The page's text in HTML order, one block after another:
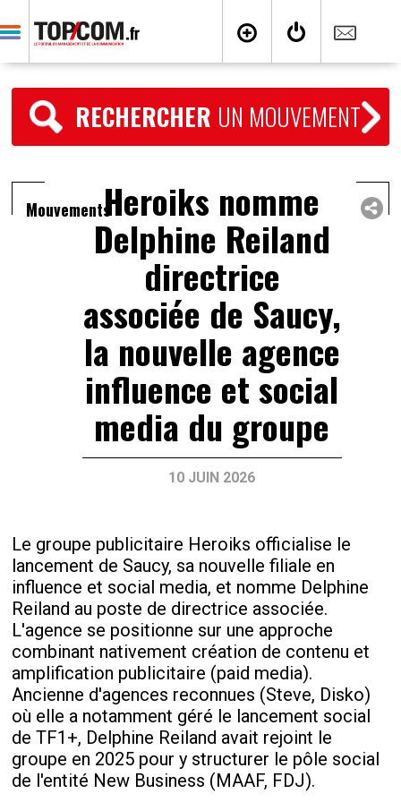
RECHERCHER UN MOUVEMENT
MouvementsHeroiks nomme
Delphine Reiland
directrice
associée de Saucy,
la nouvelle agence
influence et social
media du groupe
10 JUIN 2026
Le groupe publicitaire Heroiks officialise le
lancement de Saucy, sa nouvelle filiale en
influence et social media, et nomme Delphine
Reiland au poste de directrice associée.
L'agence se positionne sur une approche
combinant nativement création de contenu et
amplification publicitaire (paid media).
Ancienne d'agences reconnues (Steve, Disko)
où elle a notamment géré le lancement social
de TF1+, Delphine Reiland avait rejoint le
groupe en 2025 pour y structurer le pôle social
de l'entité New Business (MAAF, FDJ).